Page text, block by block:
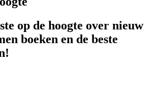
op de hoogte over nieuw
boeken en de beste